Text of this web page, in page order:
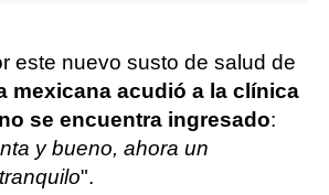
este nuevo susto de salud de
mexicana acudió a la clínica
se encuentra ingresado:
y bueno, ahora un
".